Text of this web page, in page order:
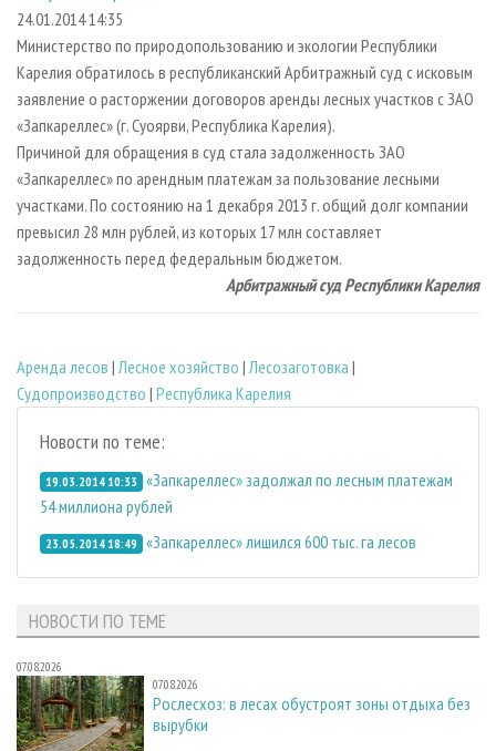
СУШКА ДРЕВЕСИНЫ
ПРОИЗВОДСТВО ДРЕВЕСНЫХ ПЛИТ
ДЕРЕВЯННОЕ ДОМОСТРОЕНИЕ
ПРОИЗВОДСТВО МЕБЕЛИ
БИОЭНЕРГЕТИКА
ЦБП
ИНСТРУМЕНТ И МАТЕРИАЛЫ
ПЕРСОНЫ
МОБИЛЬНЫЕ ВЫСТАВКИ
ОФИЦИАЛЬНЫЕ ДЕЛЕГАЦИИ
ПРИОРИТЕТНЫЕ ИНВЕСТПРОЕКТЫ
RUSSIAN FORESTRY REVIEW
ГАЗЕТА ЛЕСПРОМФОРУМ
БИБЛИОТЕКА СПЕЦИАЛИСТА
КОНТАКТЫ
РЕКЛАМА
РЕКЛАМА НА САЙТЕ
24.01.2014 14:35
Министерство по природопользованию и экологии Республики
Карелия обратилось в республиканский Арбитражный суд с исковым
заявление о расторжении договоров аренды лесных участков с ЗАО
«Запкареллес» (г. Суоярви, Республика Карелия).
Причиной для обращения в суд стала задолженность ЗАО
«Запкареллес» по арендным платежам за пользование лесными
участками. По состоянию на 1 декабря 2013 г. общий долг компании
превысил 28 млн рублей, из которых 17 млн составляет
задолженность перед федеральным бюджетом.
Арбитражный суд Республики Карелия
Аренда лесов |Лесное хозяйство |Лесозаготовка |
Судопроизводство | Республика Карелия
Новости по теме:
19.03.2014 10:33 «Запкареллес» задолжал по лесным платежам
54 миллиона рублей
23.05.2014 18:49 «Запкареллес» лишился 600 тыс. га лесов
НОВОСТИ ПО ТЕМЕ
07.08.2026
07.08.2026
Рослесхоз: в лесах обустроят зоны отдыха без
вырубки